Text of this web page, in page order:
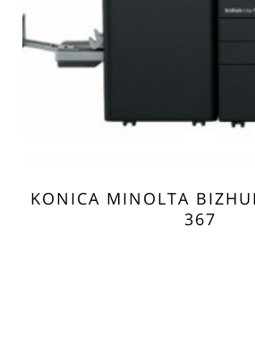
KONICA MINOLTA
367